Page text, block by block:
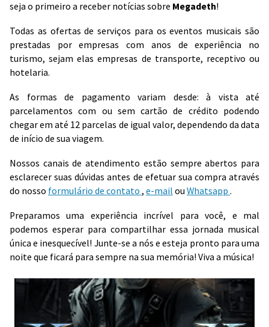
seja o primeiro a receber notícias sobre Megadeth!
Todas as ofertas de serviços para os eventos musicais são
prestadas por empresas com anos de experiência no
turismo, sejam elas empresas de transporte, receptivo ou
hotelaria.
As formas de pagamento variam desde: à vista até
parcelamentos com ou sem cartão de crédito podendo
chegar em até 12 parcelas de igual valor, dependendo da data
de início de sua viagem.
Nossos canais de atendimento estão sempre abertos para
esclarecer suas dúvidas antes de efetuar sua compra através
do nosso formulário de contato , e-mail ou Whatsapp .
Preparamos uma experiência incrível para você, e mal
podemos esperar para compartilhar essa jornada musical
única e inesquecível! Junte-se a nós e esteja pronto para uma
noite que ficará para sempre na sua memória! Viva a música!